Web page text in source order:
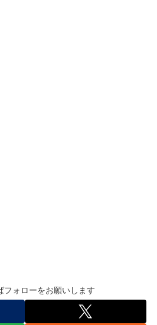
フォローをお願いします